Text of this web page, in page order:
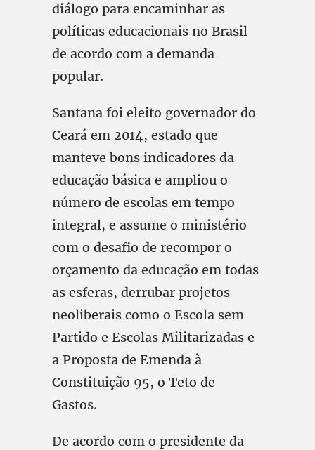
diálogo para encaminhar as
políticas educacionais no Brasil
de acordo com a demanda
popular.
Santana foi eleito governador do
Ceará em 2014, estado que
manteve bons indicadores da
educação básica e ampliou o
número de escolas em tempo
integral, e assume o ministério
com o desafio de recompor o
orçamento da educação em todas
as esferas, derrubar projetos
neoliberais como o Escola sem
Partido e Escolas Militarizadas e
a Proposta de Emenda à
Constituição 95, o Teto de
Gastos.
De acordo com o presidente da